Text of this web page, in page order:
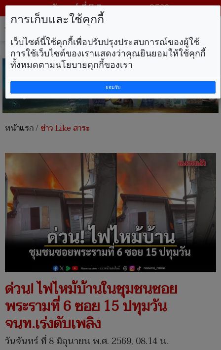
วันศุกร์ ที่ 7 สิงหาคม พ.ศ. 2569
หน้าแรก/ข่าว Like สาระ
ด่วน! ไฟไหม้บ้านในชุมชนซอย
พระรามที่ 6 ซอย 15 ปทุมวัน
จนท.เร่งดับเพลิง
วันจันทร์ ที่ 8 มิถุนายน พ.ศ. 2569, 08.14 น.
การเก็บและใช้คุกกี้
เว็บไซต์นี้ใช้คุกกี้เพื่อปรับปรุงประสบการณ์ของผู้ใช้
การใช้เว็บไซต์ของเราแสดงว่าคุณยินยอมให้ใช้คุกกี้
ทั้งหมดตามนโยบายคุกกี้ของเรา
ยอมรับ